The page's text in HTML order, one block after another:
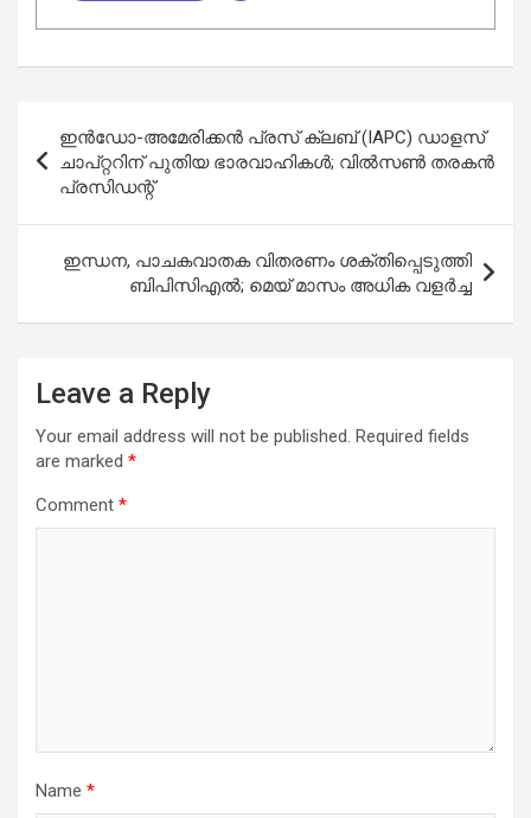
navigation
ഇൻഡോ-അമേരിക്കൻ പ്രസ് ക്ലബ് (IAPC) ഡാളസ്
ചാപ്റ്ററിന് പുതിയ ഭാരവാഹികൾ; വിൽസൺ തരകൻ
പ്രസിഡന്റ്
ഇന്ധന, പാചകവാതക വിതരണം ശക്തിപ്പെടുത്തി
ബിപിസിഎൽ; മെയ് മാസം അധിക വളർച്ച
Leave a Reply
Your email address will not be published. Required fields
are marked *
Comment *
Name *